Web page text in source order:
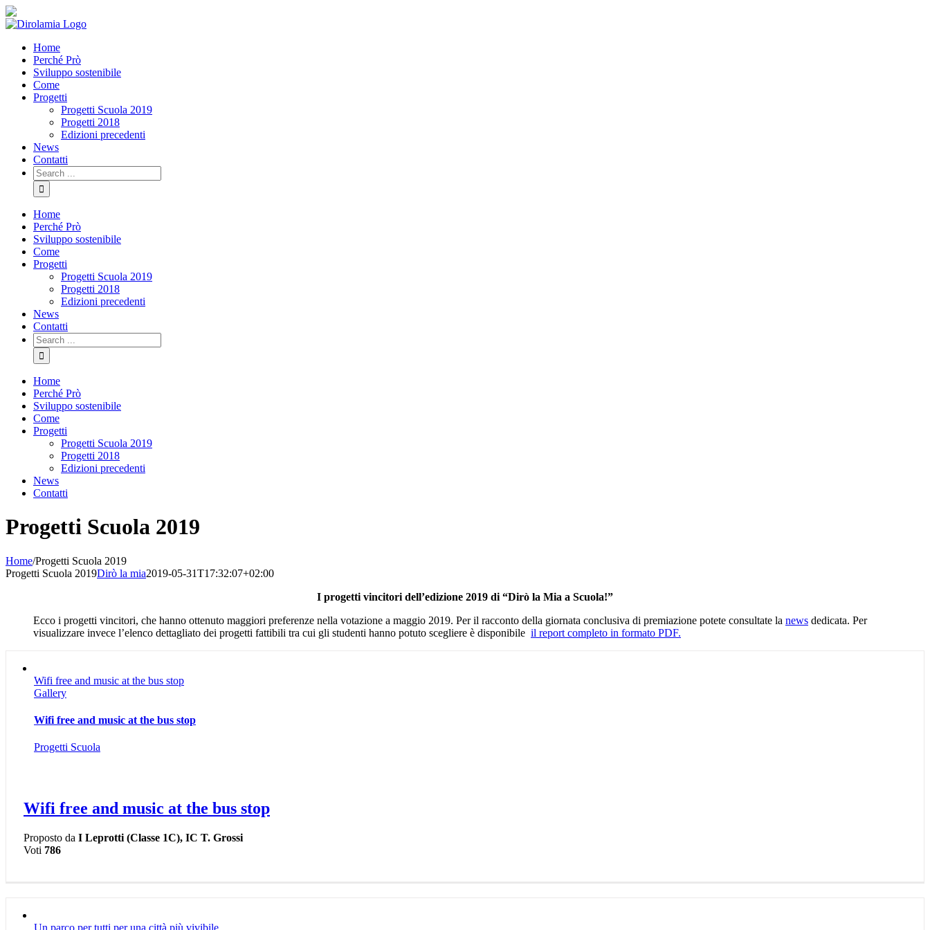
Skip
to
Facebook
YouTube
Sito
comune
Rho
Home
Perché Prò
Sviluppo sostenibile
Come
Progetti
Progetti Scuola 2019
Progetti 2018
Edizioni precedenti
News
Contatti
Search
for:
Home
Perché Prò
Sviluppo sostenibile
Come
Progetti
Progetti Scuola 2019
Progetti 2018
Edizioni precedenti
News
Contatti
Search
for:
Home
Perché Prò
Sviluppo sostenibile
Come
Progetti
Progetti Scuola 2019
Progetti 2018
Edizioni precedenti
News
Contatti
Progetti Scuola 2019
Home/Progetti Scuola 2019
Progetti Scuola 2019Dirò la mia2019-05-31T17:32:07+02:00
I progetti vincitori dell’edizione 2019 di “Dirò la Mia a Scuola!”
Ecco i progetti vincitori, che hanno ottenuto maggiori preferenze nella votazione a maggio 2019. Per il racconto della giornata conclusiva di premiazione potete consultate la news dedicata. Per
visualizzare invece l’elenco dettagliato dei progetti fattibili tra cui gli studenti hanno potuto scegliere è disponibile il report completo in formato PDF.
Wifi free and music at the bus stop
Gallery
Wifi free and music at the bus stop
Progetti Scuola
Wifi free and music at the bus stop
Proposto da I Leprotti (Classe 1C), IC T. Grossi
Voti 786